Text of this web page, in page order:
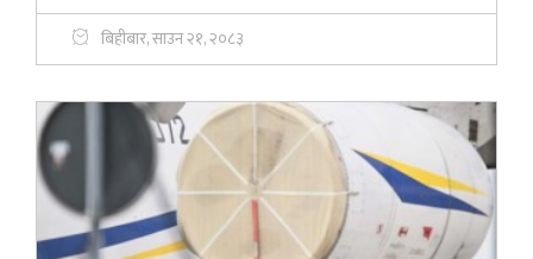
बिहीबार, साउन २१, २०८३